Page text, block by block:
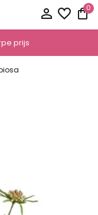
0
prijs